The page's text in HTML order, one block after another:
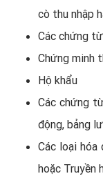
cò thu nhập
Các chứng
Chứng minh
Hộ khẩu
Các chứng
động, bảng
Các loại
hoặc Truyền